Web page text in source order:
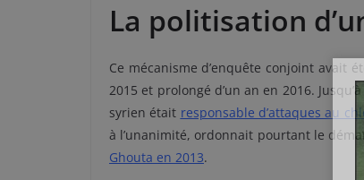
La politisation
Ce mécanisme d’enquête conjoint avait
2015 et prolongé d’un an en 2016.
syrien était responsable d’attaques au
à l’unanimité, ordonnait pourtant le
Ghouta en 2013.